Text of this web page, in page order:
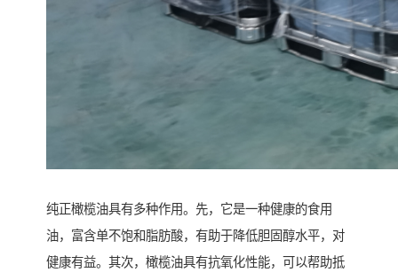
纯正橄榄油具有多种作用。先，它是一种健康的食用
油，富含单不饱和脂肪酸，有助于降低胆固醇水平，对
健康有益。其次，橄榄油具有抗氧化性能，可以帮助抵